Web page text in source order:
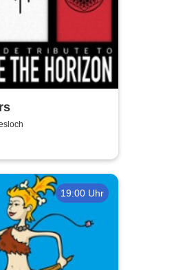
19:00 Uhr